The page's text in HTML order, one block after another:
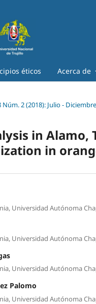
éticos Acerca de
Núm. 2 (2018): Julio - Diciembre
in Alamo,
in
Universidad Autónoma
Universidad Autónoma
Universidad Autónoma
Palomo
Universidad Autónoma